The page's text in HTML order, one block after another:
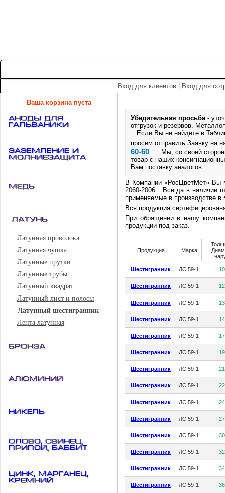
Вход для клиентов Вход для
Ваша корзина пуста
АНОДЫ для
ГАЛЬВАНИКИ
Заземление и
Молниезащита
Медь
Латунь
Латунная проволока
Латунная чушка
Латунные прутки
Латунные трубы
Латунный квадрат
Латунный лист и полосы
Латунный шестигранник
Лента латунная
Бронза
Алюминий
Никель
Олово, свинец,
припой, баббит
Цинк, марганец,
кремний
Убедительная просьба -
отгрузок и резервов.
Если Вы не найдете в
просим отправить Заявку на
60-60. Мы, со своей
товар с наших
Вам поставку аналогов.
В Компании «РосЦветМет» Вы
2060-2006. Всегда в наличии
применяемые в производстве в
Вся продукция
При обращении в нашу
продукции под заказ.
Продукция Марка
Шестигранник ЛС 59-1 10
Шестигранник ЛС 59-1 12
Шестигранник ЛС 59-1 13
Шестигранник ЛС 59-1 14
Шестигранник ЛС 59-1 17
Шестигранник ЛС 59-1 19
Шестигранник ЛС 59-1 21
Шестигранник ЛС 59-1 22
Шестигранник ЛС 59-1 24
Шестигранник ЛС 59-1 27
Шестигранник ЛС 59-1 30
Шестигранник ЛС 59-1 32
Шестигранник ЛС 59-1 34
Шестигранник ЛС 59-1 36